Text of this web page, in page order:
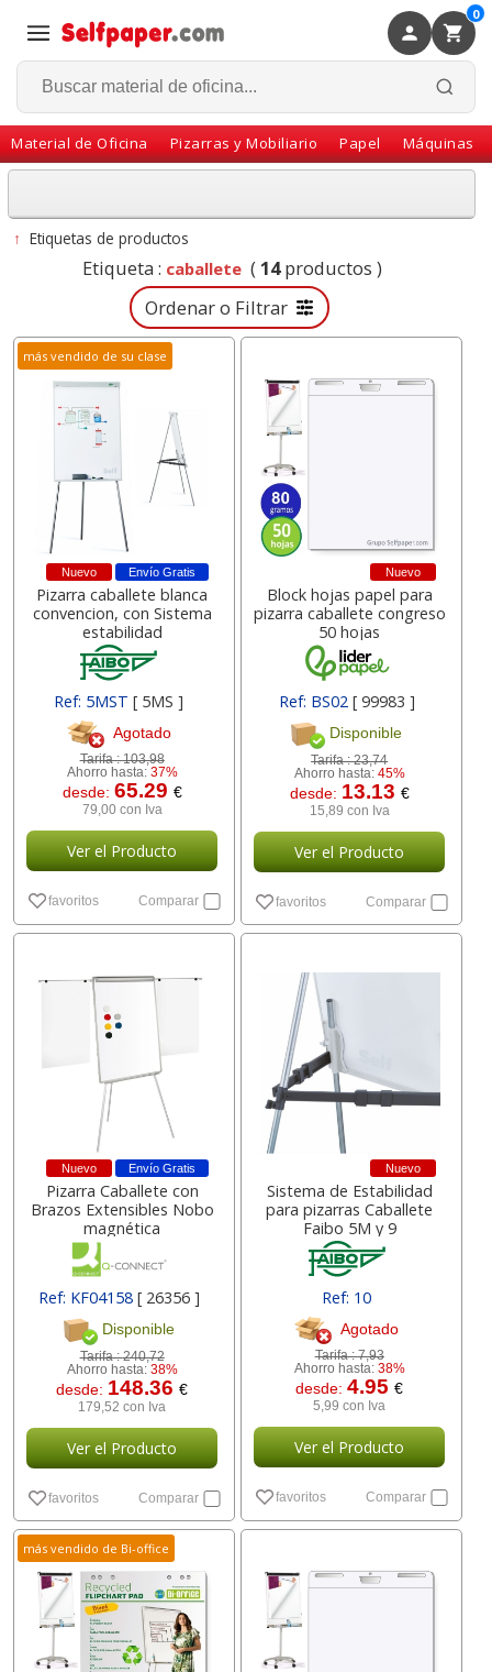
0
Material de Oficina Pizarras y Mobiliario Papel Máquinas
Volver
↑Etiquetas de productos
Etiqueta : caballete (14productos )
Ordenar o Filtrar
más vendido de su clase
Envío Gratis
Nuevo
Pizarra caballete blanca
convencion, con Sistema
estabilidad
Ref: 5MST[ 5MS ]
Agotado
Tarifa :103,98
Ahorro hasta: 37%
desde: 65.29 €
79,00 con Iva
Ver el Producto
favoritos Comparar
Nuevo
Block hojas papel para
pizarra caballete congreso
50 hojas
Ref: BS02 [ 99983 ]
Disponible
Tarifa :23,74
Ahorro hasta: 45%
desde: 13.13 €
15,89 con Iva
Ver el Producto
favoritos Comparar
Envío Gratis
Nuevo
Pizarra Caballete con
Brazos Extensibles Nobo
magnética
Ref: KF04158 [ 26356 ]
Disponible
Tarifa :240,72
Ahorro hasta: 38%
desde: 148.36€
179,52 con Iva
Ver el Producto
favoritos Comparar
Nuevo
Sistema de Estabilidad
para pizarras Caballete
Faibo 5M y 9
Ref: 10
Agotado
Tarifa :7,93
Ahorro hasta: 38%
desde:4.95€
5,99 con Iva
Ver el Producto
favoritos Comparar
más vendido de Bi-office